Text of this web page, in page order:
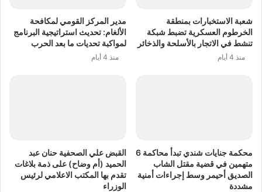
شعبة الاستخبارات بمنطقة
الخرطوم العسكرية تضبط شبكة
تنشط في الاتجار بالأسلحة والذخائر
منذ 4 أيام
مدير المركز القومي لمكافحة
الألغام: تحديث استراتيجية البرنامج
لمواكبة تحديات ما بعد الحرب
منذ 4 أيام
محكمة جنايات شندي تبدأ محاكمة 6
متهمين في قضية مقتل الشاب
الصديق أحيمر وسط إجراءات أمنية
مشددة
القبض علي الصحفية حنان عبد
الحميد (أم وضاح) على ذمة بلاغات
تقدم بها المكتب الاعلامي لرئيس
الوزراء